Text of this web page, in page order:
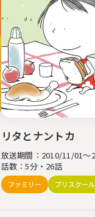
リタとナントカ
放送期間：2010/11/01～
話数：5分・26話
ファミリー プリスクール